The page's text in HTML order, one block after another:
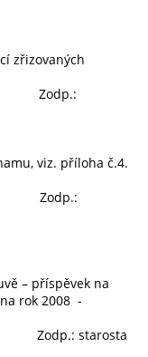
zřizovaných
viz. příloha č.4.
– příspěvek na
rok 2008 -